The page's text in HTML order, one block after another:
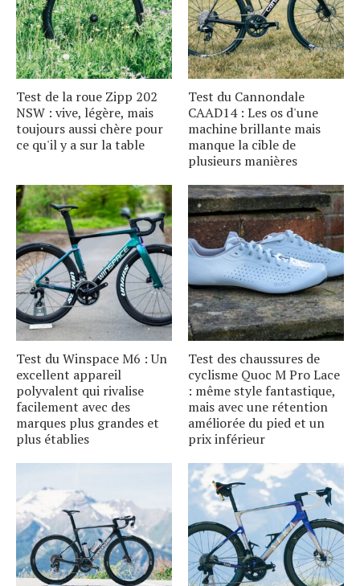
Test de la roue Zipp 202
NSW : vive, légère, mais
toujours aussi chère pour
ce qu'il y a sur la table
Test du Cannondale
CAAD14 : Les os d'une
machine brillante mais
manque la cible de
plusieurs manières
Test du Winspace M6 : Un
excellent appareil
polyvalent qui rivalise
facilement avec des
marques plus grandes et
plus établies
Test des chaussures de
cyclisme Quoc M Pro Lace
: même style fantastique,
mais avec une rétention
améliorée du pied et un
prix inférieur